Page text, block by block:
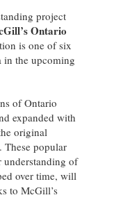
project
Ontario
is one of six
in the upcoming
of Ontario
expanded with
original
popular
understanding of
over time, will
to McGill’s